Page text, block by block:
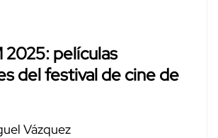
2025: películas
del festival de cine de
Vázquez